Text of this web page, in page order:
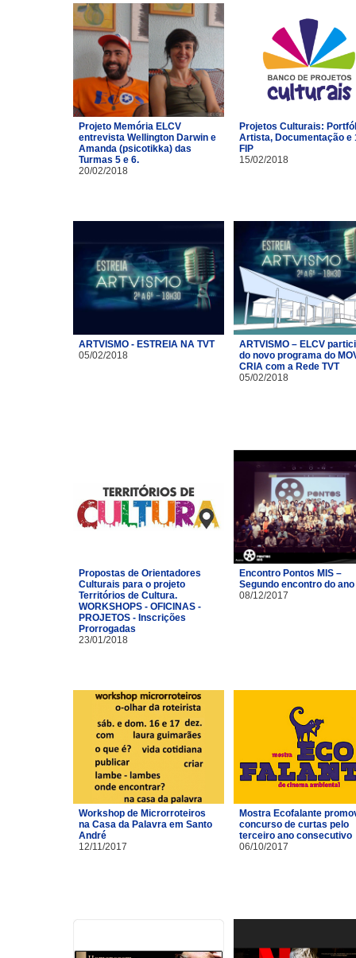
Projeto Memória ELCV
entrevista Wellington Darwin e
Amanda (psicotikka) das
Turmas 5 e 6.
20/02/2018
Projetos Culturais:
Artista, Documentação e
FIP
15/02/2018
ARTVISMO - ESTREIA NA TVT
05/02/2018
ARTVISMO – ELCV
do novo programa do
CRIA com a Rede TVT
05/02/2018
Propostas de Orientadores
Culturais para o projeto
Territórios de Cultura.
WORKSHOPS - OFICINAS -
PROJETOS - Inscrições
Prorrogadas
23/01/2018
Encontro Pontos MIS –
Segundo encontro do ano
08/12/2017
Workshop de Microrroteiros
na Casa da Palavra em Santo
André
12/11/2017
Mostra Ecofalante
concurso de curtas pelo
terceiro ano consecutivo
06/10/2017